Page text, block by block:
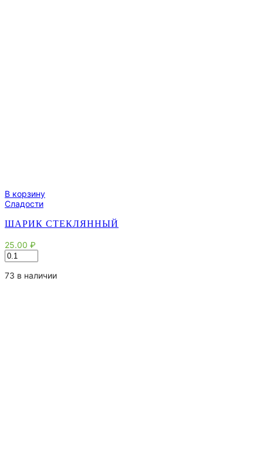
В корзину
Сладости
ШАРИК СТЕКЛЯННЫЙ
25.00 ₽
Количество
товара
Шарик
73 в наличии